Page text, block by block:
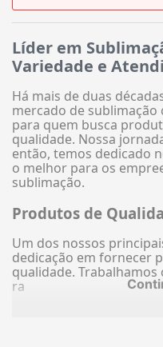
Líder em
Variedade e
Há mais de duas
mercado de
para quem busca
qualidade. Nossa
então, temos dedicado
o melhor para os
sublimação.
Produtos de
Um dos nossos
dedicação em fornecer
qualidade.
ra